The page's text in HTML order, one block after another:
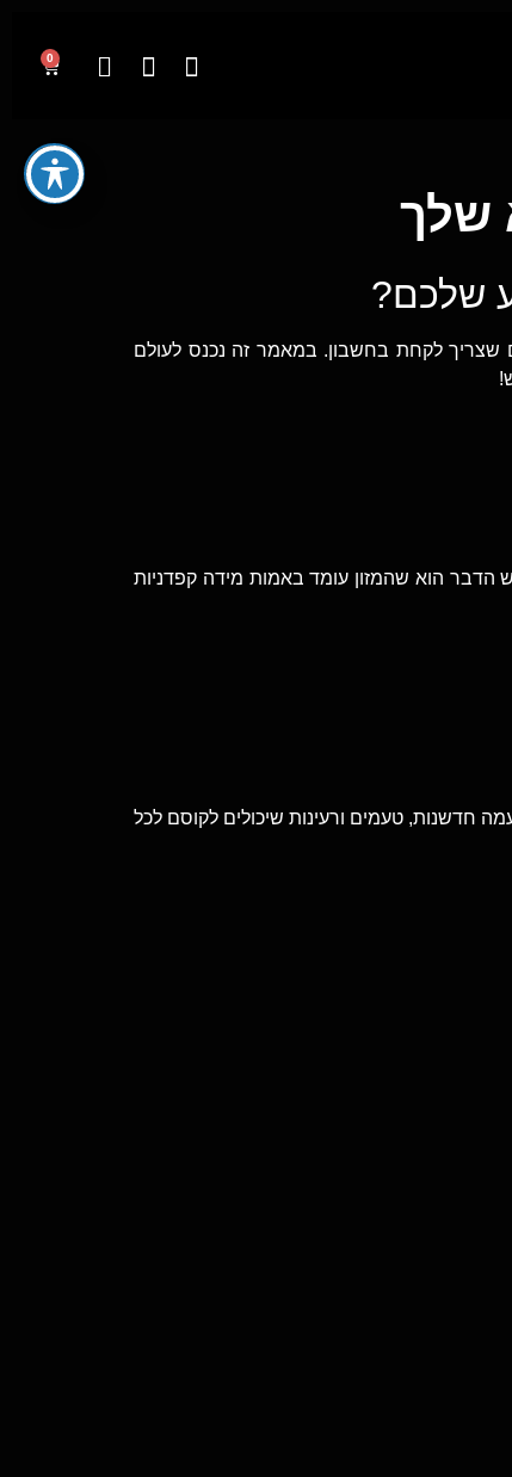
0
שלך
שלכם?
שצריך לקחת בחשבון. במאמר זה נכנס לעולם
הדבר הוא שהמזון עומד באמות מידה קפדניות
חדשנות, טעמים ורעינות שיכולים לקוסם לכל